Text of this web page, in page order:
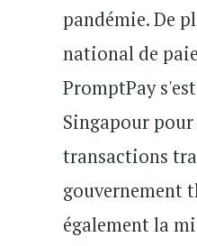
pandémie. De
national de
PromptPay
Singapour
transactions
gouvernement
également la